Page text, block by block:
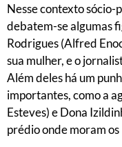
Nesse contexto sócio-
debatem-se algumas
Rodrigues (Alfred
sua mulher, e o
Além deles há um
importantes, como a
Esteves) e Dona
prédio onde moram